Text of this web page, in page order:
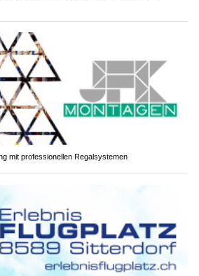
mit professionellen Regalsystemen